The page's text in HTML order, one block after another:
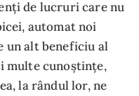
de lucruri care nu
automat noi
un alt beneficiu al
multe cunoștințe,
la rândul lor, ne